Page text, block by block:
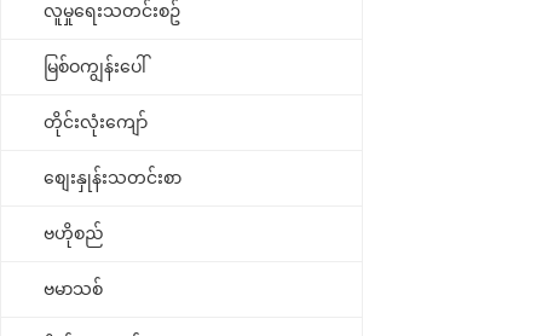
လူမှုရေးသတင်းစဥ်
မြစ်ဝကျွန်းပေါ်
တိုင်းလုံးကျော်
စျေးနှုန်းသတင်းစာ
ဗဟိုစည်
ဗမာသစ်